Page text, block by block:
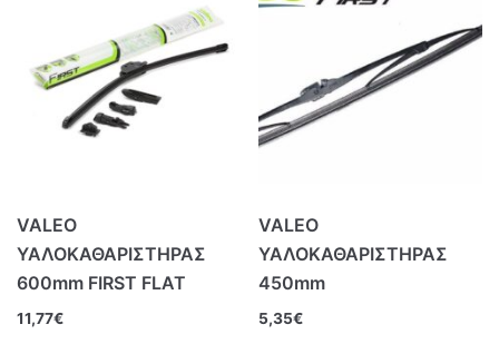
VALEO
ΥΑΛΟΚΑΘΑΡΙΣΤΗΡΑΣ
600mm FIRST FLAT
11,77€
VALEO
ΥΑΛΟΚΑΘΑΡΙΣΤΗΡΑΣ
450mm
5,35€